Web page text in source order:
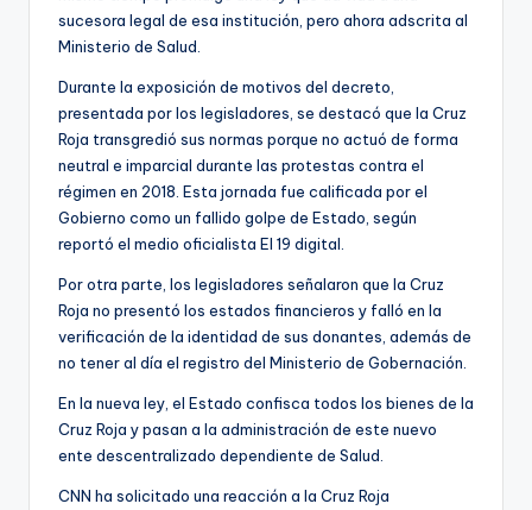
sucesora legal de esa institución, pero ahora adscrita al
Ministerio de Salud.
Durante la exposición de motivos del decreto,
presentada por los legisladores, se destacó que la Cruz
Roja transgredió sus normas porque no actuó de forma
neutral e imparcial durante las protestas contra el
régimen en 2018. Esta jornada fue calificada por el
Gobierno como un fallido golpe de Estado, según
reportó el medio oficialista El 19 digital.
Por otra parte, los legisladores señalaron que la Cruz
Roja no presentó los estados financieros y falló en la
verificación de la identidad de sus donantes, además de
no tener al día el registro del Ministerio de Gobernación.
En la nueva ley, el Estado confisca todos los bienes de la
Cruz Roja y pasan a la administración de este nuevo
ente descentralizado dependiente de Salud.
CNN ha solicitado una reacción a la Cruz Roja